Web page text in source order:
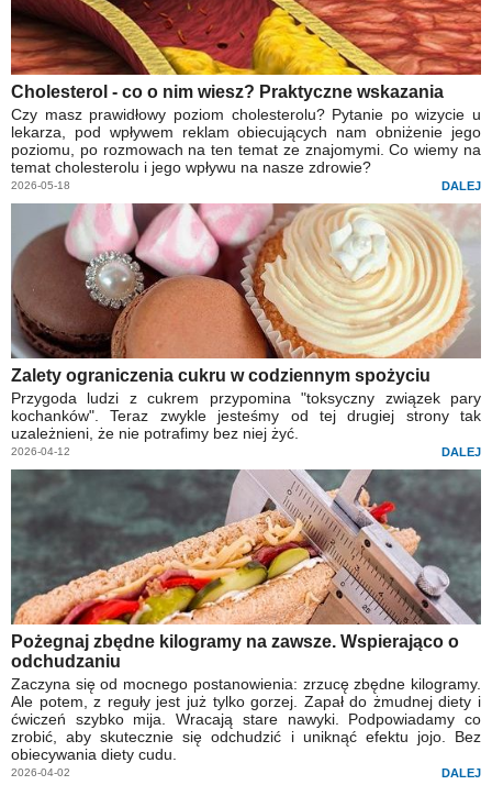
Cholesterol - co o nim wiesz? Praktyczne wskazania
Czy masz prawidłowy poziom cholesterolu? Pytanie po wizycie u
lekarza, pod wpływem reklam obiecujących nam obniżenie jego
poziomu, po rozmowach na ten temat ze znajomymi. Co wiemy na
temat cholesterolu i jego wpływu na nasze zdrowie?
2026-05-18 DALEJ
Zalety ograniczenia cukru w codziennym spożyciu
Przygoda ludzi z cukrem przypomina "toksyczny związek pary
kochanków". Teraz zwykle jesteśmy od tej drugiej strony tak
uzależnieni, że nie potrafimy bez niej żyć.
2026-04-12 DALEJ
Pożegnaj zbędne kilogramy na zawsze. Wspierająco o
odchudzaniu
Zaczyna się od mocnego postanowienia: zrzucę zbędne kilogramy.
Ale potem, z reguły jest już tylko gorzej. Zapał do żmudnej diety i
ćwiczeń szybko mija. Wracają stare nawyki. Podpowiadamy co
zrobić, aby skutecznie się odchudzić i uniknąć efektu jojo. Bez
obiecywania diety cudu.
2026-04-02 DALEJ